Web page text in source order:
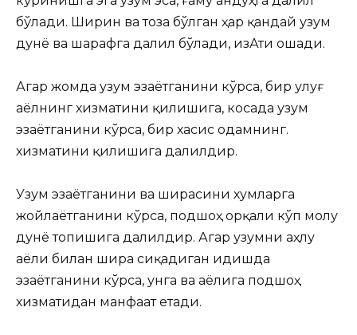
бўлади. Ширин ва тоза бўлган ҳар қандай узум
дунё ва шарафга далил бўлади, изАти ошади.
Агар жомда узум эзаётганини кўрса, бир улуғ
аёлнинг хизматини қилишига, косада узум
эзаётганини кўрса, бир хасис одамнинг.
хизматини қилишига далилдир.
Узум эзаётганини ва ширасини хумларга
жойлаётганини кўрса, подшоҳ орқали кўп молу
дунё топишига далилдир. Агар узумни аҳлу
аёли билан шира сиқадиган идишда
эзаётганини кўрса, унга ва аёлига подшоҳ
хизматидан манфаат етади.